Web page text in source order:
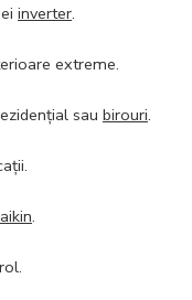
inverter.
extreme.
sau birouri.
.